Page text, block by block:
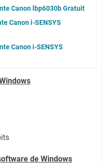
Canon lbp6030b Gratuit
Canon i-SENSYS
Canon i-SENSYS
de Windows